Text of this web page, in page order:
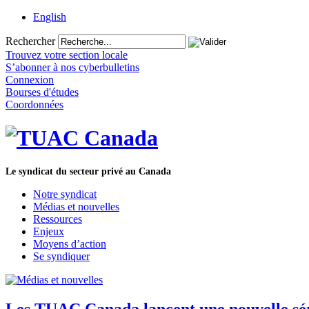
English
Rechercher
Trouvez votre section locale
S’abonner à nos cyberbulletins
Connexion
Bourses d'études
Coordonnées
Le syndicat du secteur privé au Canada
Notre syndicat
Médias et nouvelles
Ressources
Enjeux
Moyens d’action
Se syndiquer